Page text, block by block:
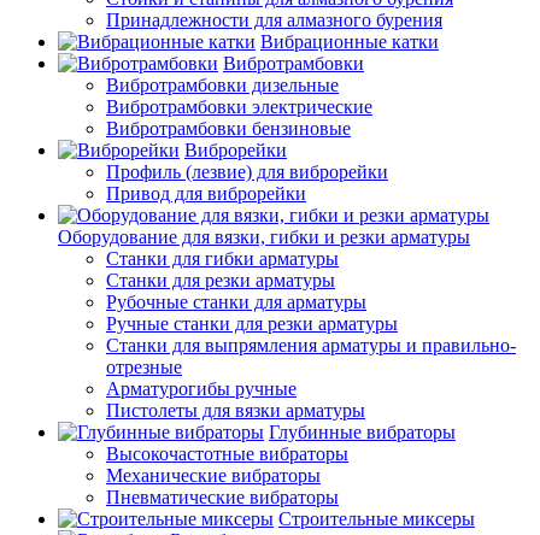
Принадлежности для алмазного бурения
Вибрационные катки
Вибротрамбовки
Вибротрамбовки дизельные
Вибротрамбовки электрические
Вибротрамбовки бензиновые
Виброрейки
Профиль (лезвие) для виброрейки
Привод для виброрейки
Оборудование для вязки, гибки и резки арматуры
Станки для гибки арматуры
Станки для резки арматуры
Рубочные станки для арматуры
Ручные станки для резки арматуры
Станки для выпрямления арматуры и правильно-
отрезные
Арматурогибы ручные
Пистолеты для вязки арматуры
Глубинные вибраторы
Высокочастотные вибраторы
Механические вибраторы
Пневматические вибраторы
Строительные миксеры